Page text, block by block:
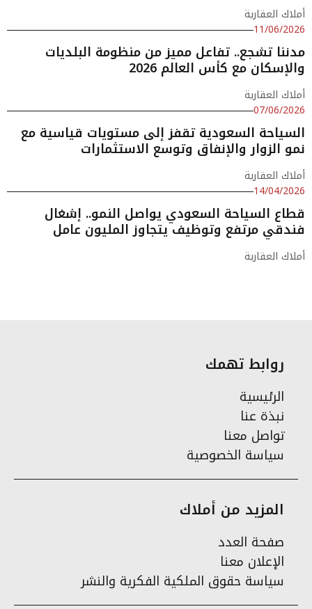
أملاك العقارية
11/06/2026
مدننا تشجع.. تفاعل مميز من منظومة البلديات
والإسكان مع كأس العالم 2026
أملاك العقارية
07/06/2026
السياحة السعودية تقفز إلى مستويات قياسية مع
نمو الزوار والإنفاق وتوسع الاستثمارات
أملاك العقارية
14/04/2026
قطاع السياحة السعودي يواصل النمو.. إشغال
فندقي مرتفع وتوظيف يتجاوز المليون عامل
أملاك العقارية
روابط تهمك
الرئيسية
نبذة عنا
تواصل معنا
سياسة الخصوصية
المزيد من أملاك
صفحة العدد
الإعلان معنا
سياسة حقوق الملكية الفكرية والنشر